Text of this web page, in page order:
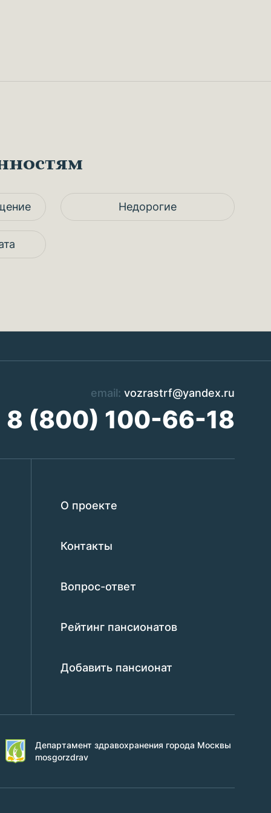
Недорогие
email: vozrastrf@yandex.ru
8 (800) 100-66-18
О проекте
Контакты
Вопрос-ответ
Рейтинг пансионатов
Добавить пансионат
Департамент здравохранения города Москвы
mosgorzdrav